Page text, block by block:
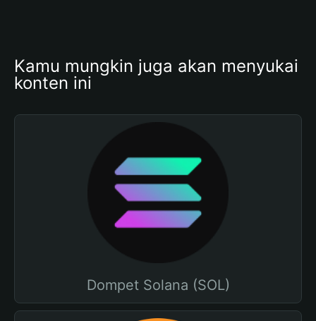
Kamu mungkin juga akan menyukai
konten ini
Dompet Solana (SOL)